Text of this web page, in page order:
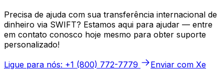
Precisa de ajuda com sua transferência internacional de
dinheiro via SWIFT? Estamos aqui para ajudar — entre
em contato conosco hoje mesmo para obter suporte
personalizado!
Ligue para nós: +1 (800) 772-7779
Enviar com Xe